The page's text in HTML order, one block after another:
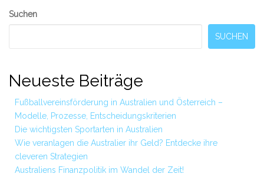
Secondary
Suchen
SUCHEN
Neueste Beiträge
Fußballvereinsförderung in Australien und Österreich –
Modelle, Prozesse, Entscheidungskriterien
Die wichtigsten Sportarten in Australien
Wie veranlagen die Australier ihr Geld? Entdecke ihre
cleveren Strategien
Australiens Finanzpolitik im Wandel der Zeit!